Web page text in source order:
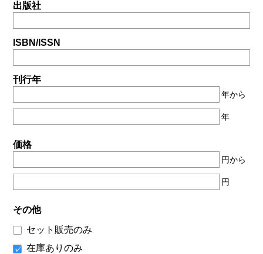
出版社
ISBN/ISSN
刊行年
年から
年
価格
円から
円
その他
セット販売のみ
在庫ありのみ